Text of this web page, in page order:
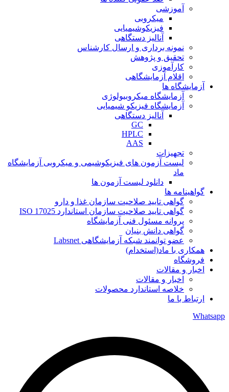
آموزشی
میکروبی
فیزیکوشیمیایی
آنالیز دستگاهی
نمونه برداری و ارسال کارشناس
تحقیق و پژوهش
کارآموزی
اقلام آزمایشگاهی
آزمایشگاه ها
آزمایشگاه میکروبیولوژی
آزمایشگاه فیزیکو شیمیایی
آنالیز دستگاهی
GC
HPLC
AAS
تجهیزات
لیست آزمون های فیزیکوشیمی و میکروبی آزمایشگاه
ماد
دانلود لیست آزمون ها
گواهینامه ها
گواهی تایید صلاحیت سازمان غذا و دارو
گواهی تایید صلاحیت سازمان استاندارد ISO 17025
پروانه مسئول فنی آزمایشگاه
گواهی دانش بنیان
عضو توانمند شبکه آزمایشگاهی Labsnet
همکاری با ماد(استخدام)
فروشگاه
اخبار و مقالات
اخبار و مقالات
خلاصه استاندارد محصولات
ارتباط با ما
Whatsapp